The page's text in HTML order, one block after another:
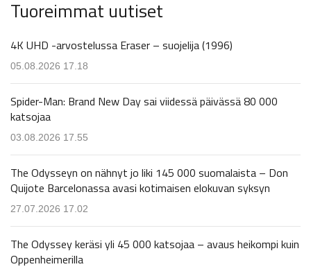
Tuoreimmat uutiset
4K UHD -arvostelussa Eraser – suojelija (1996)
05.08.2026 17.18
Spider-Man: Brand New Day sai viidessä päivässä 80 000
katsojaa
03.08.2026 17.55
The Odysseyn on nähnyt jo liki 145 000 suomalaista – Don
Quijote Barcelonassa avasi kotimaisen elokuvan syksyn
27.07.2026 17.02
The Odyssey keräsi yli 45 000 katsojaa – avaus heikompi kuin
Oppenheimerilla